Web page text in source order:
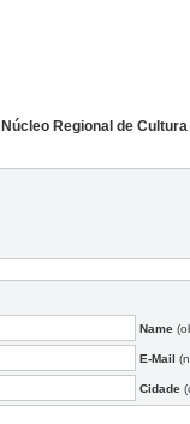
Regional de
Name
E-Mail
Cidade